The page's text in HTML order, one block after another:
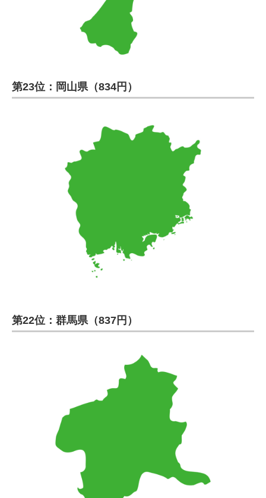
第23位：岡山県（834円）
第22位：群馬県（837円）